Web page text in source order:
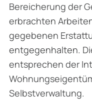
Bereicherung der
erbrachten
gegebenen
entgegenhalten.
entsprechen der
Selbstverwaltung.